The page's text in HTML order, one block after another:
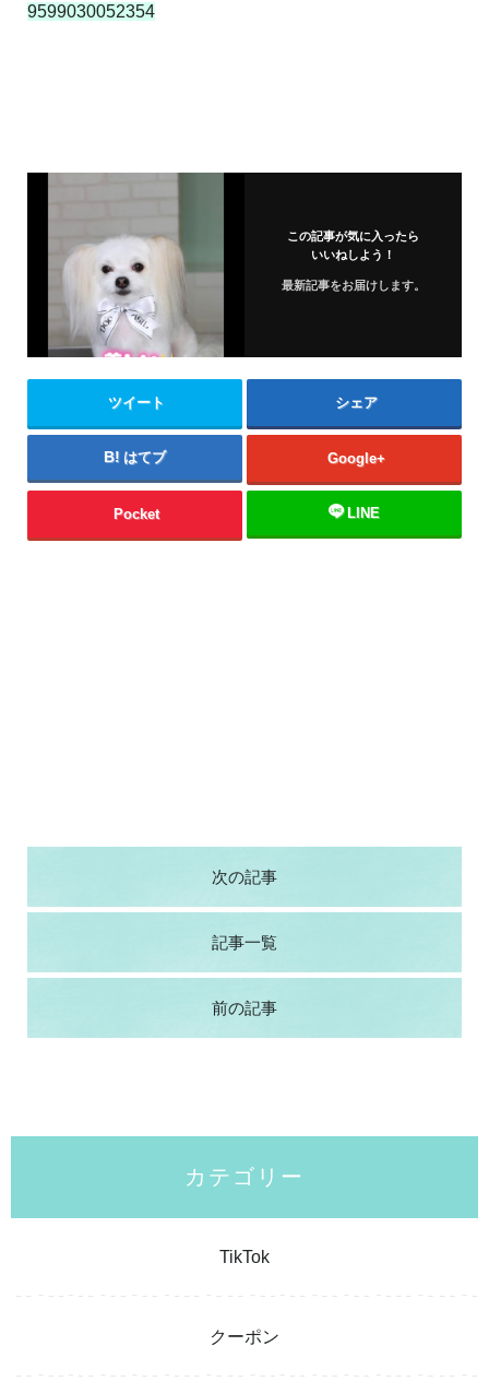
9599030052354
この記事が気に入ったら
いいねしよう！
最新記事をお届けします。
ツイート シェア
はてブ Google+
Pocket LINE
次の記事
記事一覧
前の記事
カテゴリー
TikTok
クーポン